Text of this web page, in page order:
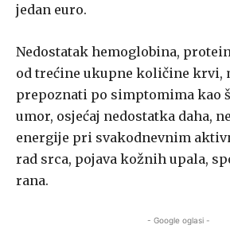
jedan euro.
Nedostatak hemoglobina,
od trećine ukupne količine krvi,
prepoznati po simptomima kao
umor, osjećaj nedostatka daha,
energije pri svakodnevnim
rad srca, pojava kožnih upala,
rana.
- Google oglasi -